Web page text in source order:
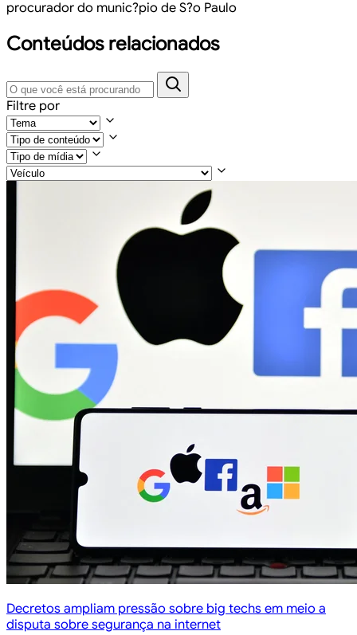
procurador do munic?pio de S?o Paulo
Conteúdos relacionados
Filtre por
Decretos ampliam pressão sobre big techs em meio a
disputa sobre segurança na internet